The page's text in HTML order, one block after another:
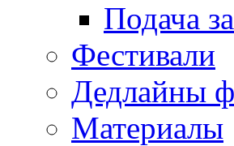
Подача
Фестивали
Дедлайны
Материалы